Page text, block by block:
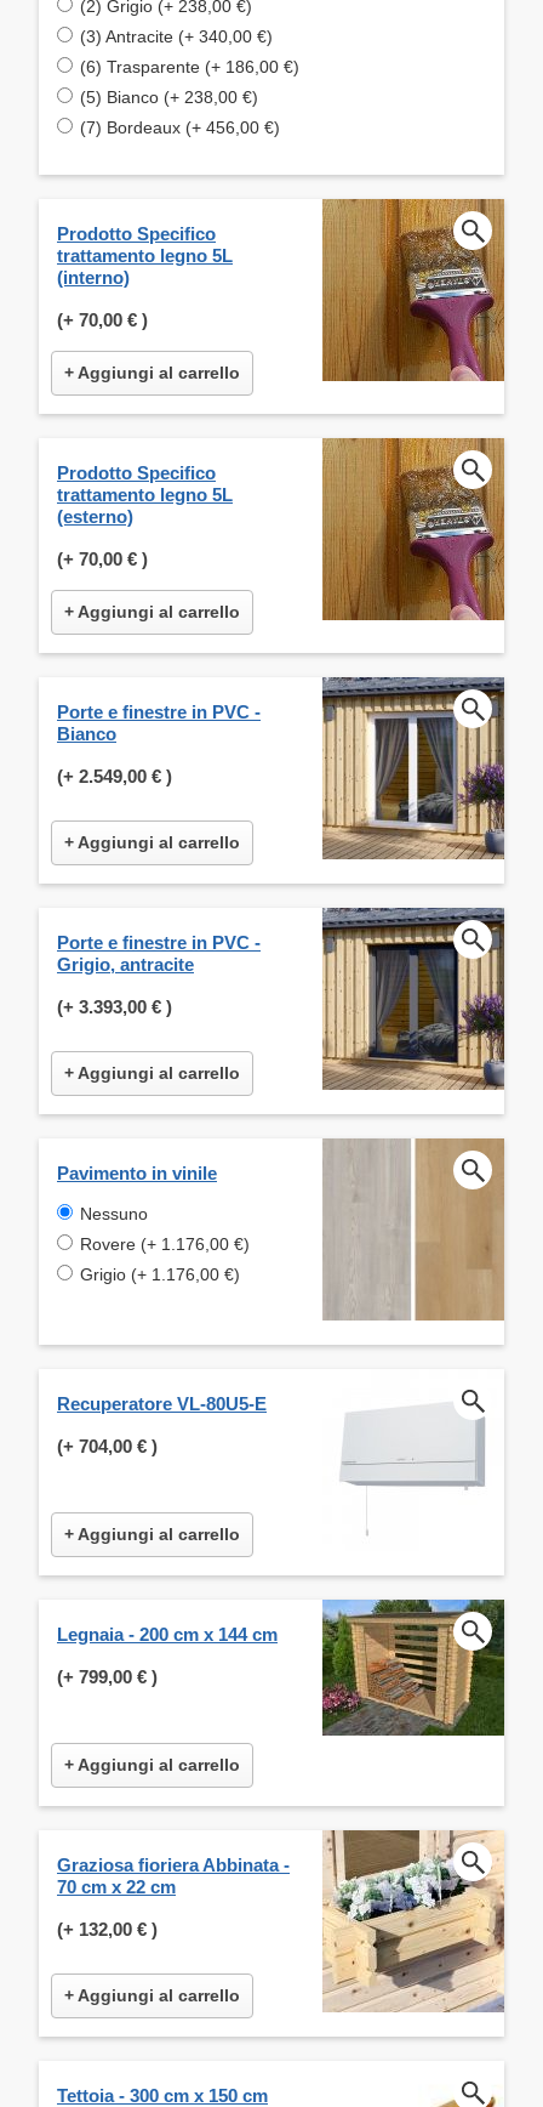
(2) Grigio (+ 238,00 €)
(3) Antracite (+ 340,00 €)
(6) Trasparente (+ 186,00 €)
(5) Bianco (+ 238,00 €)
(7) Bordeaux (+ 456,00 €)
Prodotto Specifico
trattamento legno 5L
(interno)
(+ 70,00 € )
+ Aggiungi al carrello
Prodotto Specifico
trattamento legno 5L
(esterno)
(+ 70,00 € )
+ Aggiungi al carrello
Porte e finestre in PVC -
Bianco
(+ 2.549,00 € )
+ Aggiungi al carrello
Porte e finestre in PVC -
Grigio, antracite
(+ 3.393,00 € )
+ Aggiungi al carrello
Pavimento in vinile
Nessuno
Rovere (+ 1.176,00 €)
Grigio (+ 1.176,00 €)
Recuperatore VL-80U5-E
(+ 704,00 € )
+ Aggiungi al carrello
Legnaia - 200 cm x 144 cm
(+ 799,00 € )
+ Aggiungi al carrello
Graziosa fioriera Abbinata -
70 cm x 22 cm
(+ 132,00 € )
+ Aggiungi al carrello
Tettoia - 300 cm x 150 cm